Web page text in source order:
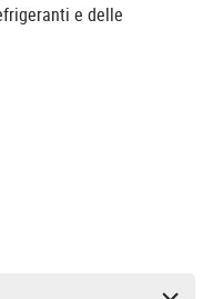
e delle